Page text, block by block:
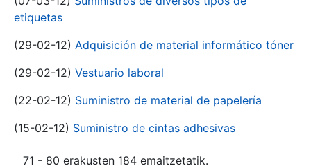
etiquetas
(29-02-12) Adquisición de material informático tóner
(29-02-12) Vestuario laboral
(22-02-12) Suministro de material de papelería
(15-02-12) Suministro de cintas adhesivas
71 - 80 erakusten 184 emaitzetatik.